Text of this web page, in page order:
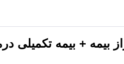
بیمه + بیمه تکمیلی